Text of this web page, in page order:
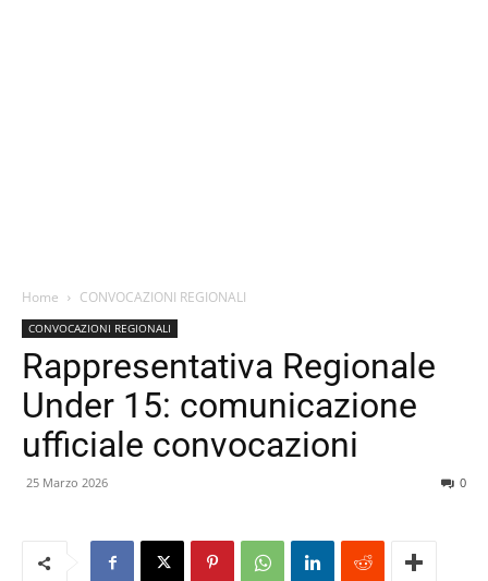
Home CONVOCAZIONI REGIONALI
CONVOCAZIONI REGIONALI
Rappresentativa Regionale
Under 15: comunicazione
ufficiale convocazioni
25 Marzo 2026 0